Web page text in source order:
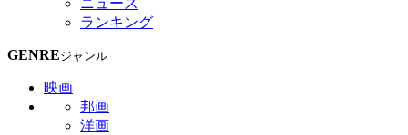
ニュース
ランキング
GENREジャンル
映画
邦画
洋画